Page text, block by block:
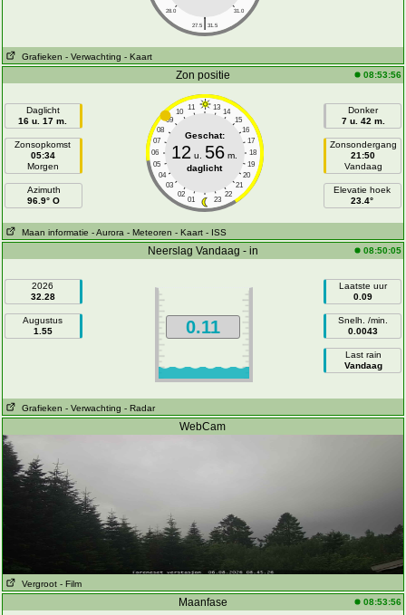
28.0 31.0
|
27.5 31.5
Grafieken - Verwachting - Kaart
Zon positie 08:53:56
Daglicht
16 u. 17 m.
Zonsopkomst
05:34
Morgen
Azimuth
96.9° O
11 13
10
14
09
15
08
16
07
17
06
18
05
19
04
20
03
21
02
22
01 23
Geschat:
12 u. 56 m.
daglicht
Donker
7 u. 42 m.
Zonsondergang
21:50
Vandaag
Elevatie hoek
23.4°
Maan informatie - Aurora - Meteoren - Kaart - ISS
Neerslag Vandaag - in 08:50:05
2026
32.28
Augustus
1.55
0.11
Laatste uur
0.09
Snelh. /min.
0.0043
Last rain
Vandaag
Grafieken - Verwachting - Radar
WebCam
Vergroot - Film
Maanfase 08:53:56